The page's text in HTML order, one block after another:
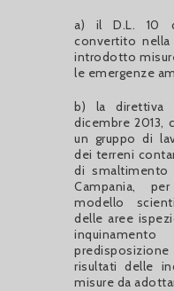
a) il D.L. 10
convertito
introdotto
le emergenze
b) la direttiva
dicembre 2013,
un gruppo di
dei terreni
di smaltimento
Campania,
modello
delle aree
risultati delle
misure da